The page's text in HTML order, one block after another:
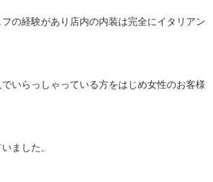
の経験があり店内の内装は完全にイタリアン
いらっしゃっている方をはじめ女性のお客様
ました。